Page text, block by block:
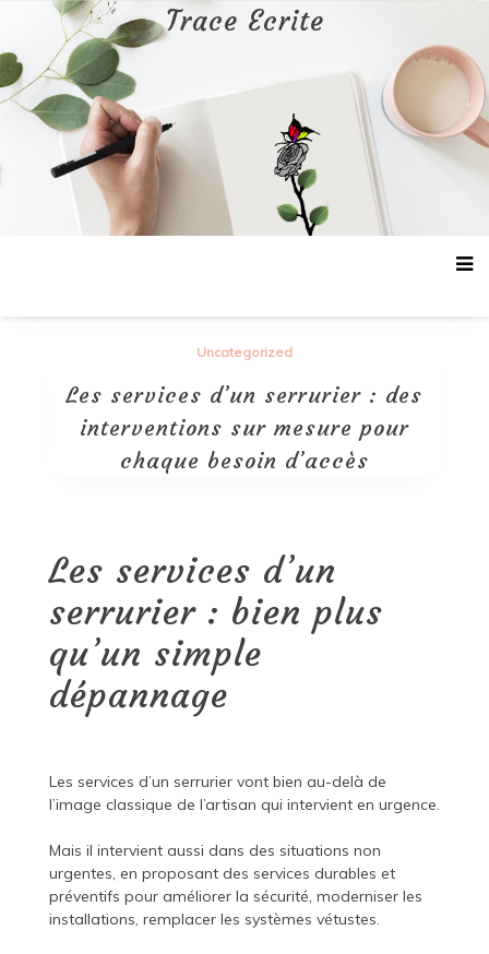
contenu
Trace Ecrite
Uncategorized
Les services d’un serrurier : des
interventions sur mesure pour
chaque besoin d’accès
Les services d’un
serrurier : bien plus
qu’un simple
dépannage
Les services d’un serrurier vont bien au-delà de
l’image classique de l’artisan qui intervient en urgence.
Mais il intervient aussi dans des situations non
urgentes, en proposant des services durables et
préventifs pour améliorer la sécurité, moderniser les
installations, remplacer les systèmes vétustes.